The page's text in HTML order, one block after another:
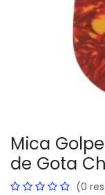
Mica
de Gota
(0